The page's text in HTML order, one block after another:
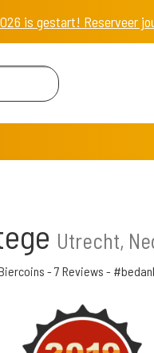
is gestart! Reserveer
Utrecht,
- 7 Reviews -